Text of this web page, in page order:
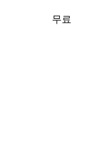
무료